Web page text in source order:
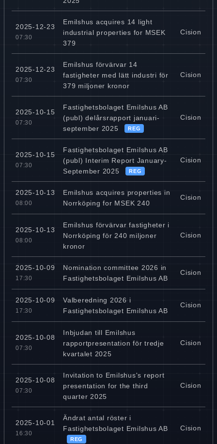
2025-12-23
07:30
Emilshus acquires 14 light
industrial properties for MSEK
379
Cision
2025-12-23
07:30
Emilshus förvärvar 14
fastigheter med lätt industri för
379 miljoner kronor
Cision
2025-10-15
07:30
Fastighetsbolaget Emilshus AB
(publ) delårsrapport januari-
september 2025
REG
Cision
2025-10-15
07:30
Fastighetsbolaget Emilshus AB
(publ) Interim Report January-
September 2025
REG
Cision
2025-10-13
08:00
Emilshus acquires properties in
Norrköping for MSEK 240
Cision
2025-10-13
08:00
Emilshus förvärvar fastigheter i
Norrköping för 240 miljoner
kronor
Cision
2025-10-09
17:30
Nomination committee 2026 in
Fastighetsbolaget Emilshus AB
Cision
2025-10-09
17:30
Valberedning 2026 i
Fastighetsbolaget Emilshus AB
Cision
2025-10-08
07:30
Inbjudan till Emilshus
rapportpresentation för tredje
kvartalet 2025
Cision
2025-10-08
07:30
Invitation to Emilshus's report
presentation for the third
quarter 2025
Cision
2025-10-01
16:30
Ändrat antal röster i
Fastighetsbolaget Emilshus AB
REG
Cision